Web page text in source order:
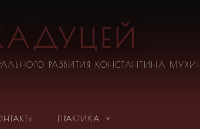
РАЗВИТИЯ КОНСТАНТИНА
ПРАКТИКА